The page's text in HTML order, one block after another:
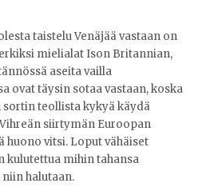
taistelu Venäjää vastaan on
mielialat Ison Britannian,
aseita vailla
ovat täysin sotaa vastaan, koska
teollista kykyä käydä
siirtymän Euroopan
vitsi. Loput vähäiset
kulutettua mihin tahansa
halutaan.